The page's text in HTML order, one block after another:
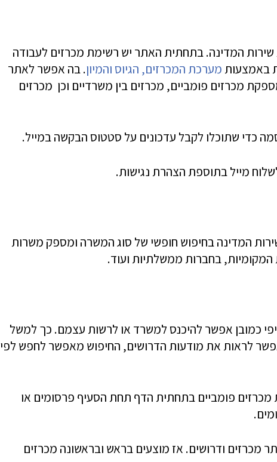
המדינה. בתחתית האתר יש רשימת מכרזים לעבודה
באמצעותמערכת המכרזים, הגיוס והמיון. בה אפשר לאתר
מכרזים פומביים, מכרזים בין משרדיים וכן מכרזים
כדי שתוכלו לקבל עדכונים על סטטוס הבקשה במייל.
מייל בתוספת הצהרת נגישות.
המדינה בחיפוש חופשי של סוג המשרה ומספק משרות
בחברות ממשלתיות ועוד.
כמובן אפשר להיכנס למשרד או לרשות עצמם. כך למשל
לראות את מודעות הדרושים, החיפוש מאפשר לחפש לפי
פומביים בתחתית הדף תחת הסעיף פרסומים או
מכרזים ודרושים. אז מוצעים בראש ובראשונה מכרזים